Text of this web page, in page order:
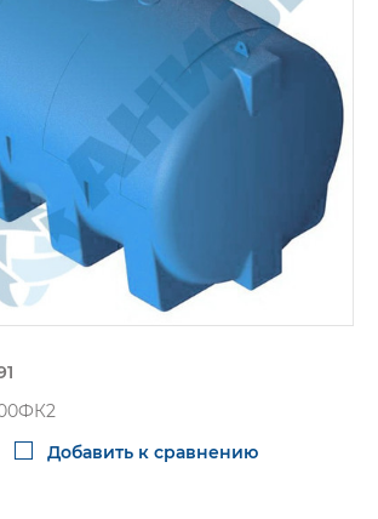
пт. 9:00-16:00
Добавить к сравнению